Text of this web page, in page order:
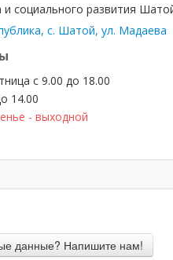
социального развития
с. Шатой, ул. Мадаева
с 9.00 до 18.00
14.00
- выходной